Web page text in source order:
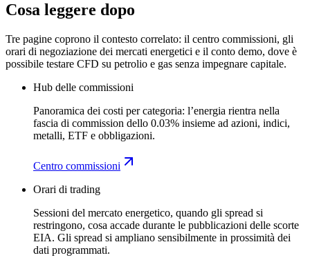
Cosa leggere dopo
Tre pagine coprono il contesto correlato: il centro commissioni, gli
orari di negoziazione dei mercati energetici e il conto demo, dove è
possibile testare CFD su petrolio e gas senza impegnare capitale.
Hub delle commissioni
Panoramica dei costi per categoria: l’energia rientra nella
fascia di commission dello 0.03% insieme ad azioni, indici,
metalli, ETF e obbligazioni.
Centro commissioni
Orari di trading
Sessioni del mercato energetico, quando gli spread si
restringono, cosa accade durante le pubblicazioni delle scorte
EIA. Gli spread si ampliano sensibilmente in prossimità dei
dati programmati.